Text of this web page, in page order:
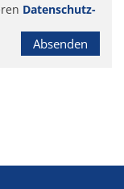
Datenschutz-
Absenden